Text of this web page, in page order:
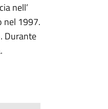
nell’
nel 1997.
Durante